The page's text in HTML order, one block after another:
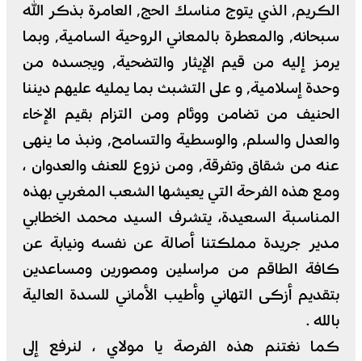
الكريم٬ الذي يتوج مناسك الحج٬ العامرة بذكر الله
سبحانه٬ والمعطرة بالمعاني الروحية السامية٬ وبما
يرمز إليه من قيم الإيثار والتضحية٬ ويجسده من
وحدة إسلامية٬ و على التشبث بما يمليه عليهم ديننا
الحنيف من تضامن ووئام ومن التزام بقيم الإخاء
والعدل والسلم٬ والوسطية والتسامح٬ ونبذ ما ينهى
عنه من شقاق وتفرقة٬ ومن نزوع للعنف والعدوان ،
ومع هذه الفرحة التي يعيشها الشعب المغربي بهذه
المناسبة السعيدة، يتشرف السيد محمد الخطابي
مدير جريدة مملكتنا أصالة عن نفسه ونيابة عن
كافة الطاقم من مراسلين ومصورين ومساعدين
بتقديم أزكى التهاني وأطيب الأماني للسدة العالية
بالله .
كما نغتنم هذه الفرصة يا مولاي ، لنرفع إلى